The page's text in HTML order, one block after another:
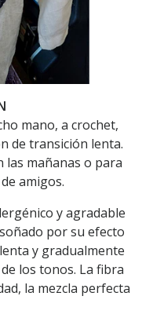
mano, a crochet,
de transición lenta.
las mañanas o para
amigos.
y agradable
por su efecto
y gradualmente
los tonos. La fibra
la mezcla perfecta